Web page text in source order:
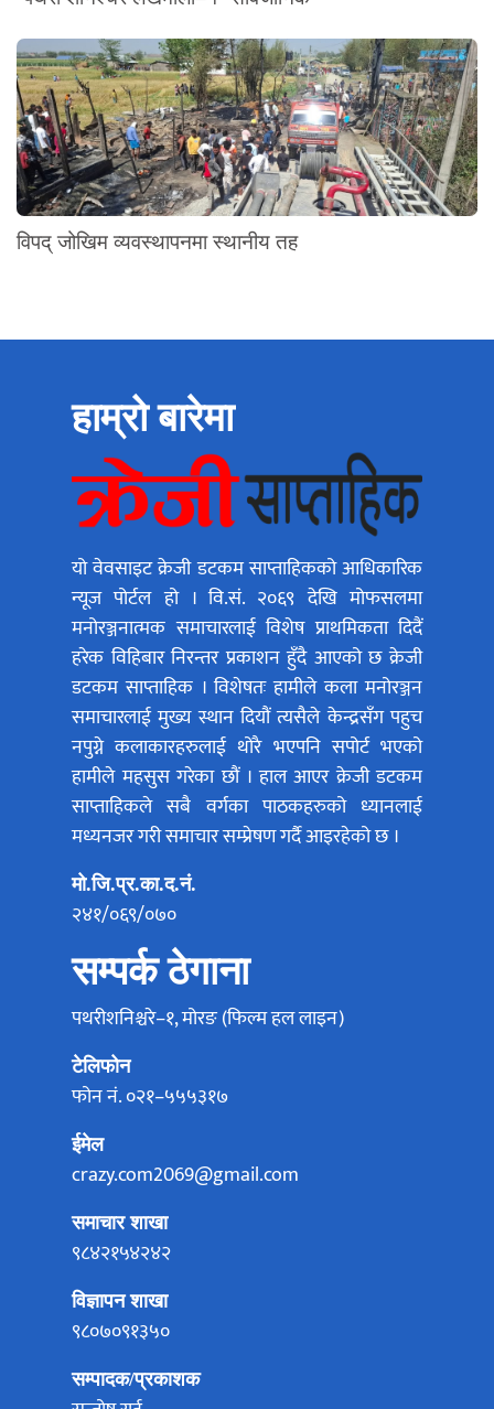
विपद् जोखिम व्यवस्थापनमा स्थानीय तह
हाम्रो बारेमा
यो वेवसाइट क्रेजी डटकम साप्ताहिकको आधिकारिक
न्यूज पोर्टल हो । वि.सं. २०६९ देखि मोफसलमा
मनोरञ्जनात्मक समाचारलाई विशेष प्राथमिकता दिदैं
हरेक विहिबार निरन्तर प्रकाशन हुँदै आएको छ क्रेजी
डटकम साप्ताहिक । विशेषतः हामीले कला मनोरञ्जन
समाचारलाई मुख्य स्थान दियौं त्यसैले केन्द्रसँग पहुच
नपुग्ने कलाकारहरुलाई थोरै भएपनि सपोर्ट भएको
हामीले महसुस गरेका छौं । हाल आएर क्रेजी डटकम
साप्ताहिकले सबै वर्गका पाठकहरुको ध्यानलाई
मध्यनजर गरी समाचार सम्प्रेषण गर्दै आइरहेको छ ।
मो.जि.प्र.का.द.नं.
२४१/०६९/०७०
सम्पर्क ठेगाना
पथरीशनिश्चरे–१, मोरङ (फिल्म हल लाइन)
टेलिफोन
फोन नं. ०२१–५५५३१७
ईमेल
crazy.com2069@gmail.com
समाचार शाखा
९८४२१५४२४२
विज्ञापन शाखा
९८०७०९१३५०
सम्पादक/प्रकाशक